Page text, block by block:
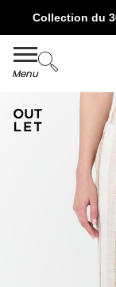
Collection du
Livraison
Menu